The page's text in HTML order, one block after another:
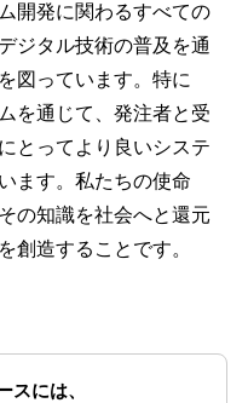
開発に関わるすべての
ジタル技術の普及を通
図っています。特に
を通じて、発注者と受
とってより良いシステ
ます。私たちの使命
の知識を社会へと還元
創造することです。
スには、